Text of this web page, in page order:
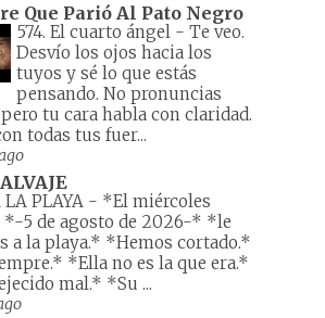
Que Parió Al Pato Negro
574. El cuarto ángel - Te veo.
Desvío los ojos hacia los
tuyos y sé lo que estás
pensando. No pronuncias
tu cara habla con claridad.
todas tus fuer...
LA PLAYA - *El miércoles
*-5 de agosto de 2026-* *le
a la playa.* *Hemos cortado.*
*Ella no es la que era.*
mal.* *Su ...